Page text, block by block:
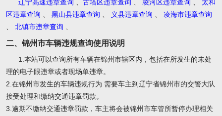
辽宁高速违章查询 古塔区违章查询 凌河区违章查询
太和
区违章查询
黑山县违章查询 义县违章查询
凌海市违章查询
北镇市违章查询
二、锦州市车辆违规查询使用说明
1.本站可以查询所有车辆在锦州市辖区内，包括在所发生的未处
理的电子眼违章或者现场单违章。
2.在锦州市发生的车辆违规行为 需要车主到辽宁省锦州市的交警大队
接受处理和缴纳交通违章罚款。
3.逾期不缴纳交通违章罚款，车主将会被锦州市车管所暂停办理相关